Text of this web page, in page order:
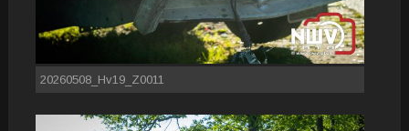
20260508_Hv19_Z0011